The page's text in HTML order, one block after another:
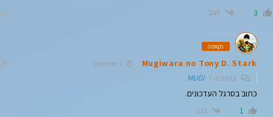
3 הגב
נקאמה
Mugiwara no Tony D. Stark
בתגובה לMUGI
כתוב בסרגל העדכונים.
1 הגב